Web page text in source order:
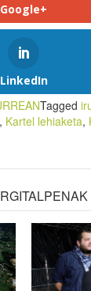
Google+
LinkedIn
Tagged
, Kartel lehiaketa,